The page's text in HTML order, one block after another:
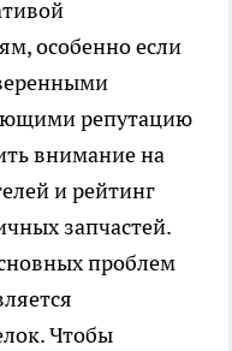
особенно если
репутацию
внимание на
и рейтинг
запчастей.
проблем
Чтобы